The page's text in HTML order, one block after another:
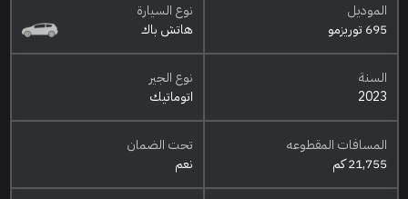
الموديل
695 توريزمو
نوع السيارة
هاتش باك
السنة
2023
نوع الجير
اتوماتيك
المسافات المقطوعه
21,755 كم
تحت الضمان
نعم